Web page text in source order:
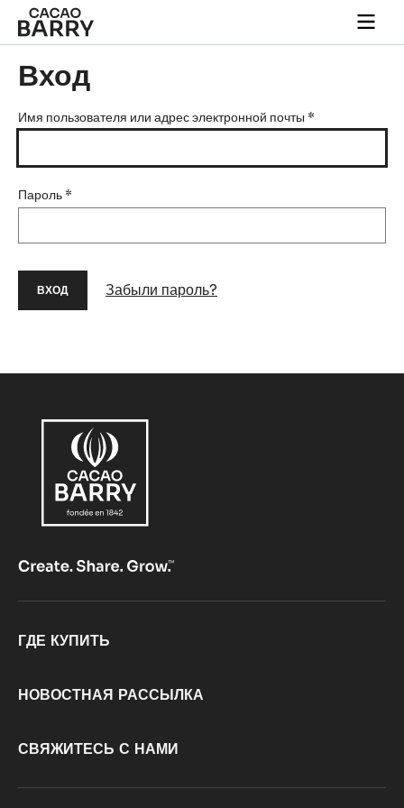
Skip to main content
main
Вход
Имя пользователя или адрес электронной почты *
Пароль *
Забыли пароль?
Footer
ГДЕ КУПИТЬ
НОВОСТНАЯ РАССЫЛКА
СВЯЖИТЕСЬ С НАМИ